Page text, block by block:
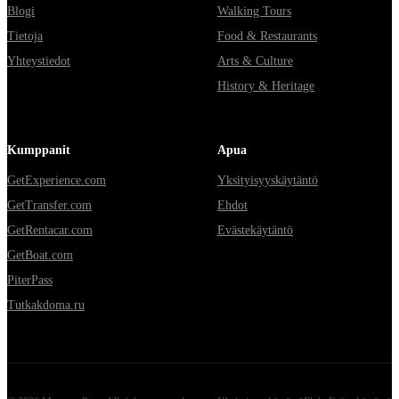
Blogi
Tietoja
Yhteystiedot
Walking Tours
Food & Restaurants
Arts & Culture
History & Heritage
Kumppanit
GetExperience.com
GetTransfer.com
GetRentacar.com
GetBoat.com
PiterPass
Tutkakdoma.ru
Apua
Yksityisyyskäytäntö
Ehdot
Evästekäytäntö